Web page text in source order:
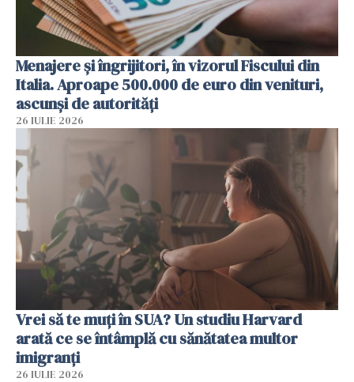
Menajere și îngrijitori, în vizorul Fiscului din
Italia. Aproape 500.000 de euro din venituri,
ascunși de autorități
26 IULIE 2026
Vrei să te muți în SUA? Un studiu Harvard
arată ce se întâmplă cu sănătatea multor
imigranți
26 IULIE 2026